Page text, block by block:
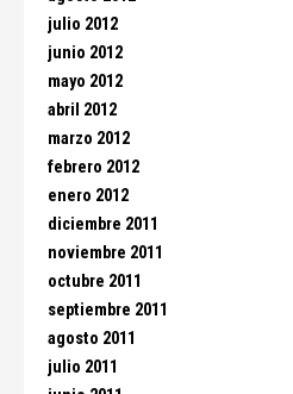
julio 2012
junio 2012
mayo 2012
abril 2012
marzo 2012
febrero 2012
enero 2012
diciembre 2011
noviembre 2011
octubre 2011
septiembre 2011
agosto 2011
julio 2011